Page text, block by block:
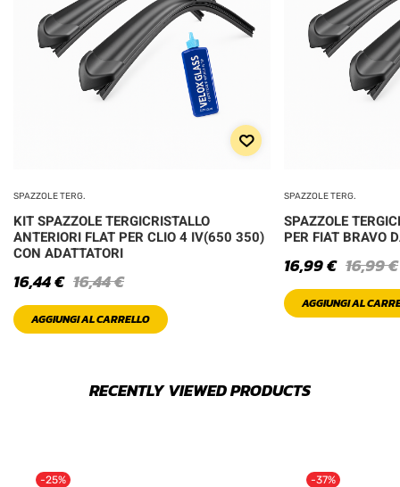
SPAZZOLE TERG.
KIT SPAZZOLE TERGICRISTALLO
ANTERIORI FLAT PER CLIO 4 IV(650 350)
CON ADATTATORI
16,44€
16,44€
AGGIUNGI AL CARRELLO
SPAZZOLE TERG.
SPAZZOLE
PER FIAT BRAVO
16,99€
16,99€
AGGIUNGI AL
RECENTLY VIEWED PRODUCTS
-25% -37%